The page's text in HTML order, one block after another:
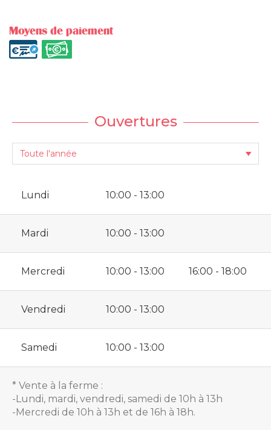
Moyens de paiement
Ouvertures
Lundi 10:00 - 13:00
Mardi 10:00 - 13:00
Mercredi 10:00 - 13:00 16:00 - 18:00
Vendredi 10:00 - 13:00
Samedi 10:00 - 13:00
* Vente à la ferme :
-Lundi, mardi, vendredi, samedi de 10h à 13h
-Mercredi de 10h à 13h et de 16h à 18h.